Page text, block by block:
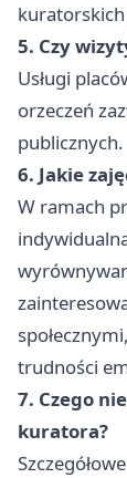
5. Czy
Usługi
orzeczeń
publicznych.
6. Jakie
W ramach
trudności
7. Czego
kuratora?